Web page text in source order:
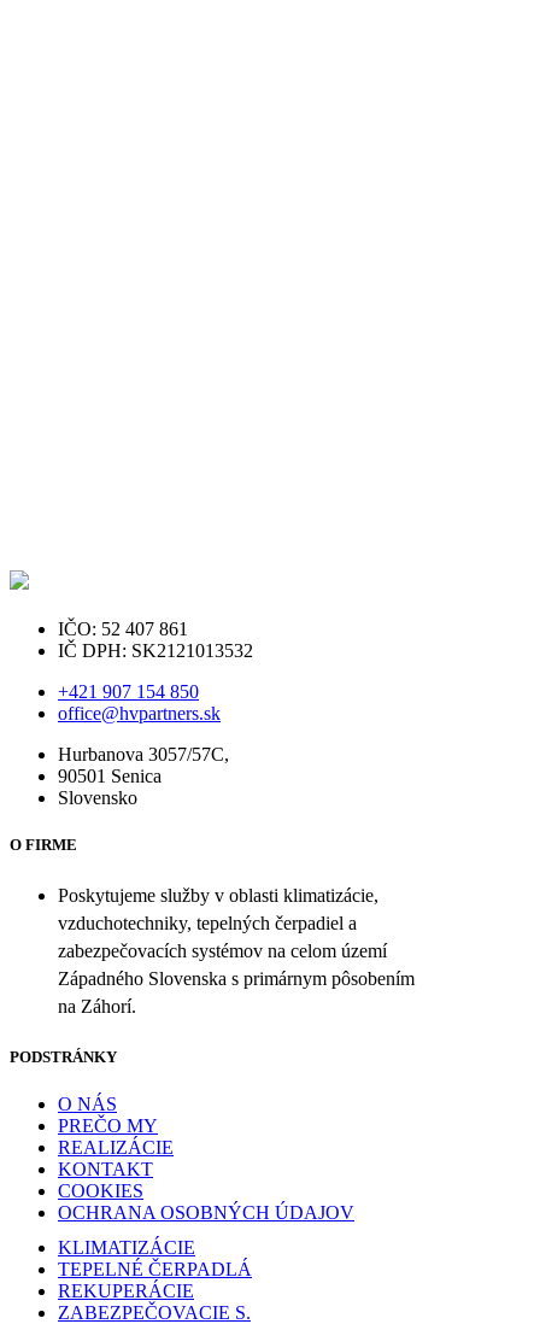
IČO: 52 407 861
IČ DPH: SK2121013532
+421 907 154 850
office@hvpartners.sk
Hurbanova 3057/57C,
90501 Senica
Slovensko
O FIRME
Poskytujeme služby v oblasti klimatizácie,
vzduchotechniky, tepelných čerpadiel a
zabezpečovacích systémov na celom území
Západného Slovenska s primárnym pôsobením
na Záhorí.
PODSTRÁNKY
O NÁS
PREČO MY
REALIZÁCIE
KONTAKT
COOKIES
OCHRANA OSOBNÝCH ÚDAJOV
KLIMATIZÁCIE
TEPELNÉ ČERPADLÁ
REKUPERÁCIE
ZABEZPEČOVACIE S.